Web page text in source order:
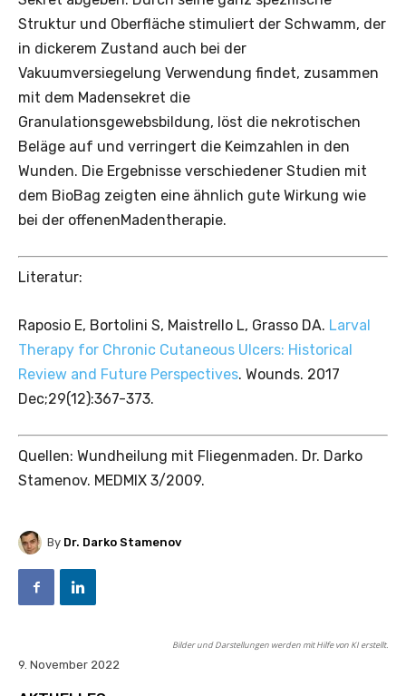
Struktur und Oberfläche stimuliert der Schwamm, der
in dickerem Zustand auch bei der
Vakuumversiegelung Verwendung findet, zusammen
mit dem Madensekret die
Granulationsgewebsbildung, löst die nekrotischen
Beläge auf und verringert die Keimzahlen in den
Wunden. Die Ergebnisse verschiedener Studien mit
dem BioBag zeigten eine ähnlich gute Wirkung wie
bei der offenenMadentherapie.
Literatur:
Raposio E, Bortolini S, Maistrello L, Grasso DA. Larval
Therapy for Chronic Cutaneous Ulcers: Historical
Review and Future Perspectives. Wounds. 2017
Dec;29(12):367-373.
Quellen: Wundheilung mit Fliegenmaden. Dr. Darko
Stamenov. MEDMIX 3/2009.
By Dr. Darko Stamenov
Bilder und Darstellungen werden mit Hilfe von KI erstellt.
9. November 2022